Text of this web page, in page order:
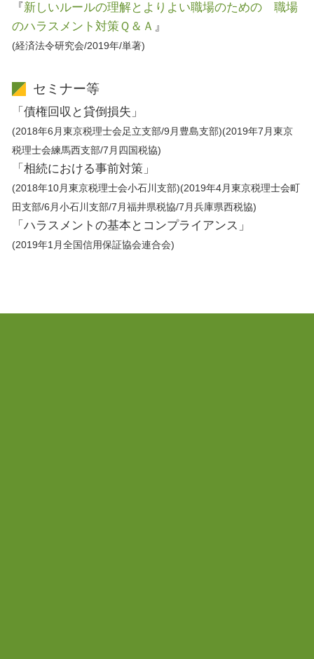
『 新しいルールの理解とよりよい職場のための 職場
のハラスメント対策Ｑ＆Ａ 』
(経済法令研究会/2019年/単著)
セミナー等
「債権回収と貸倒損失」
(2018年6月東京税理士会足立支部/9月豊島支部)(2019年7月東京
税理士会練馬西支部/7月四国税協)
「相続における事前対策」
(2018年10月東京税理士会小石川支部)(2019年4月東京税理士会町
田支部/6月小石川支部/7月福井県税協/7月兵庫県西税協)
「ハラスメントの基本とコンプライアンス」
(2019年1月全国信用保証協会連合会)